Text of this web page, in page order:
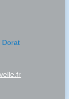
Dorat